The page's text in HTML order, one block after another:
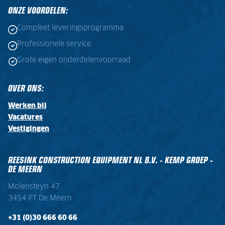
ONZE VOORDELEN:
Compleet leveringsprogramma
Professionele service
Grote eigen onderdelenvoorraad
OVER ONS:
Werken bij
Vacatures
Vestigingen
REESINK CONSTRUCTION EQUIPMENT NL B.V. - KEMP GROEP -
DE MEERN
Molensteyn 47
3454 PT De Meern
+31 (0)30 666 60 66